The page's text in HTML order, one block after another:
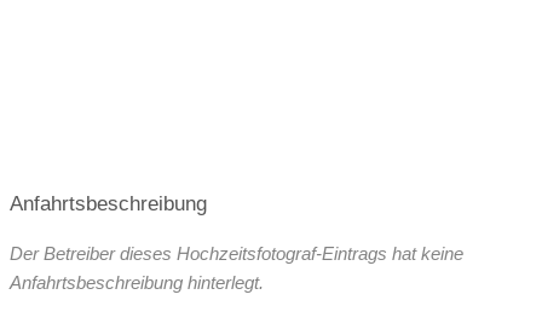
Anfahrtsbeschreibung
Der Betreiber dieses Hochzeitsfotograf-Eintrags hat keine
Anfahrtsbeschreibung hinterlegt.